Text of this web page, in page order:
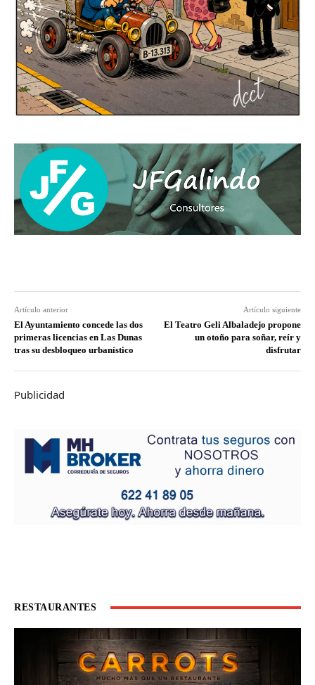
Artículo anterior
El Ayuntamiento concede las dos
primeras licencias en Las Dunas
tras su desbloqueo urbanístico
Artículo siguiente
El Teatro Geli Albaladejo propone
un otoño para soñar, reír y
disfrutar
Publicidad
RESTAURANTES